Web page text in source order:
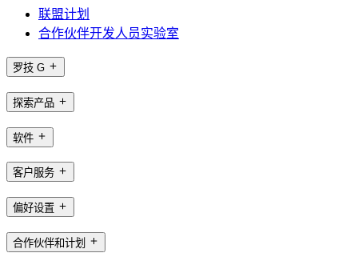
联盟计划
合作伙伴开发人员实验室
罗技 G
探索产品
软件
客户服务
偏好设置
合作伙伴和计划